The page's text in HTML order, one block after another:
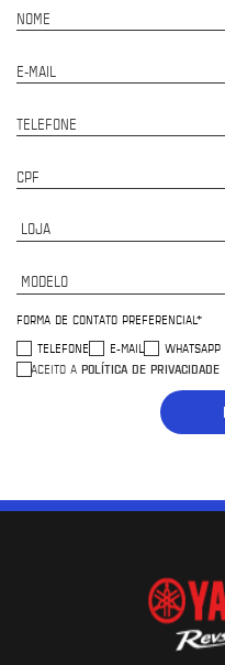
NOME
E-MAIL
TELEFONE
CPF
FORMA DE CONTATO PREFERENCIAL*
TELEFONE
E-MAIL
WHATSAPP
ACEITO A POLÍTICA DE PRIVACIDADE